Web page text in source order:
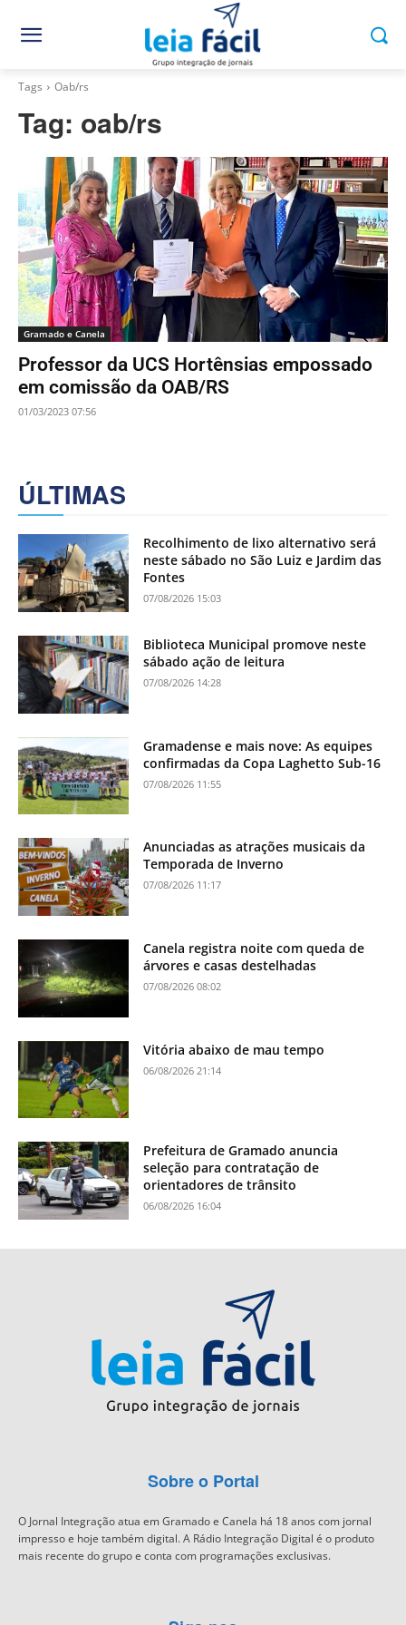
Tags Oab/rs
Tag: oab/rs
Gramado e Canela
Professor da UCS Hortênsias empossado
em comissão da OAB/RS
01/03/2023 07:56
ÚLTIMAS
Recolhimento de lixo alternativo será
neste sábado no São Luiz e Jardim das
Fontes
07/08/2026 15:03
Biblioteca Municipal promove neste
sábado ação de leitura
07/08/2026 14:28
Gramadense e mais nove: As equipes
confirmadas da Copa Laghetto Sub-16
07/08/2026 11:55
Anunciadas as atrações musicais da
Temporada de Inverno
07/08/2026 11:17
Canela registra noite com queda de
árvores e casas destelhadas
07/08/2026 08:02
Vitória abaixo de mau tempo
06/08/2026 21:14
Prefeitura de Gramado anuncia
seleção para contratação de
orientadores de trânsito
06/08/2026 16:04
Sobre o Portal
O Jornal Integração atua em Gramado e Canela há 18 anos com jornal
impresso e hoje também digital. A Rádio Integração Digital é o produto
mais recente do grupo e conta com programações exclusivas.